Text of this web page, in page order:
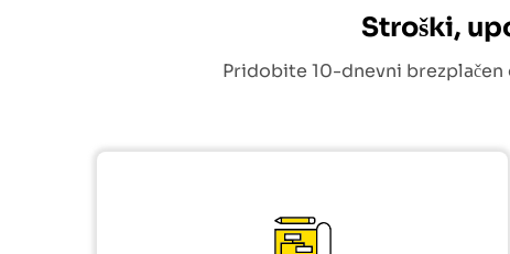
Stroški,
Pridobite 10-dnevni